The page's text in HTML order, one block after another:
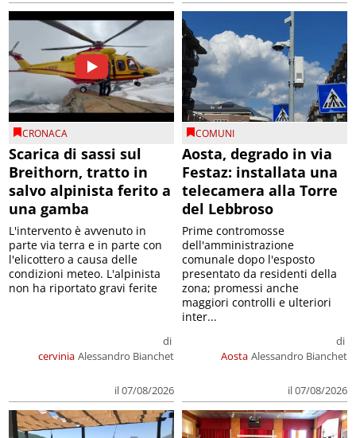
CRONACA
Scarica di sassi sul
Breithorn, tratto in
salvo alpinista ferito a
una gamba
cervinia
di
Alessandro Bianchet
il 07/08/2026
L'intervento è avvenuto in
parte via terra e in parte con
l'elicottero a causa delle
condizioni meteo. L'alpinista
non ha riportato gravi ferite
COMUNI
Aosta, degrado in via
Festaz: installata una
telecamera alla Torre
del Lebbroso
Aosta
di
Alessandro Bianchet
il 07/08/2026
Prime contromosse
dell'amministrazione
comunale dopo l'esposto
presentato da residenti della
zona; promessi anche
maggiori controlli e ulteriori
inter...